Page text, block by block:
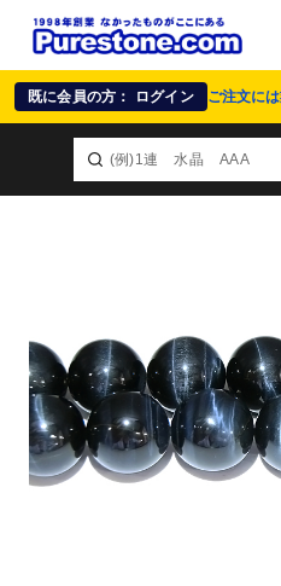
既に会員の方： ログイン ご注文に